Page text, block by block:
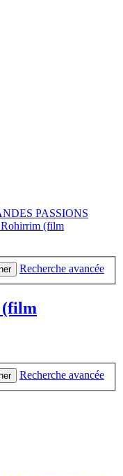
PASSIONS
(film
Recherche avancée
(film
Recherche avancée